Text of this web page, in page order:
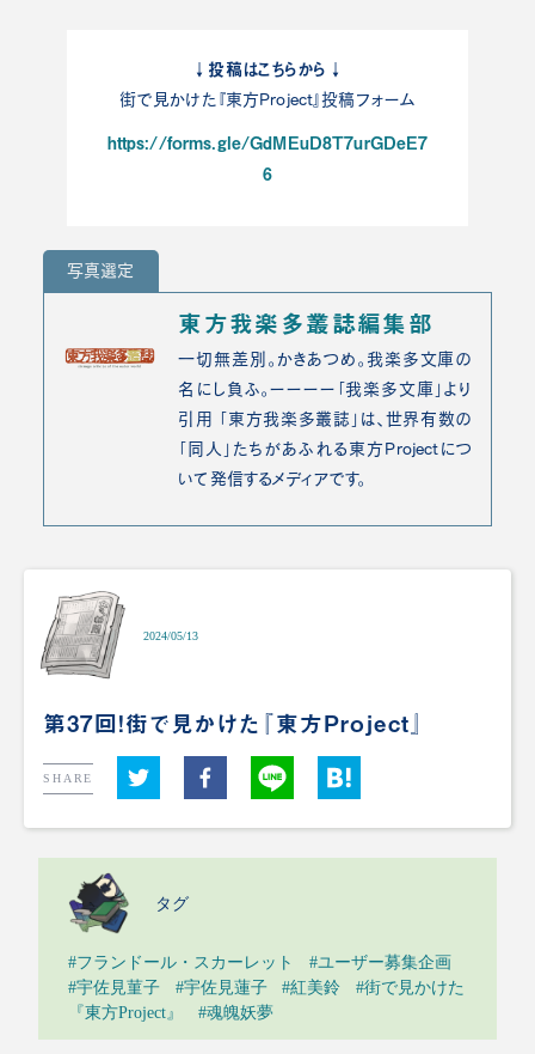
↓投稿はこちらから↓
街で見かけた『東方Project』投稿フォーム
https://forms.gle/GdMEuD8T7urGDeE7
6
写真選定
東方我楽多叢誌編集部
一切無差別。かきあつめ。我楽多文庫の
名にし負ふ。ーーーー「我楽多文庫」より
引用 「東方我楽多叢誌」は、世界有数の
「同人」たちがあふれる東方Projectにつ
いて発信するメディアです。
2024/05/13
第37回！街で見かけた『東方Project』
SHARE
タグ
#フランドール・スカーレット
#ユーザー募集企画
#宇佐見菫子
#宇佐見蓮子 #紅美鈴
#街で見かけた
『東方Project』
#魂魄妖夢